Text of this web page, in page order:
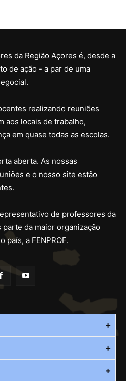
da Região Açores é, desde a
de ação - a par de uma
realizando reuniões
aos locais de trabalho,
em quase todas as escolas.
aberta. As nossas
e o nosso site estão
de professores da
da maior organização
país, a FENPROF.
– 3º